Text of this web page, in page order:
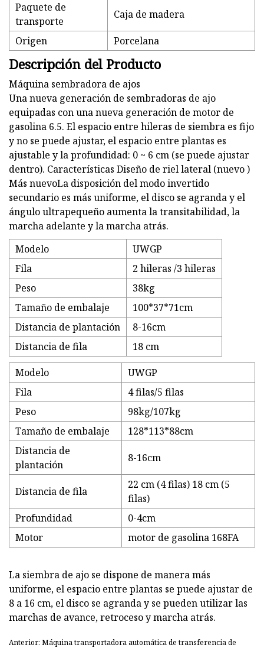
Paquete de
transporte
Caja de madera
Origen Porcelana
Descripción del Producto
Máquina sembradora de ajos
Una nueva generación de sembradoras de ajo
equipadas con una nueva generación de motor de
gasolina 6.5. El espacio entre hileras de siembra es fijo
y no se puede ajustar, el espacio entre plantas es
ajustable y la profundidad: 0 ~ 6 cm (se puede ajustar
dentro). Características Diseño de riel lateral (nuevo )
Más nuevoLa disposición del modo invertido
secundario es más uniforme, el disco se agranda y el
ángulo ultrapequeño aumenta la transitabilidad, la
marcha adelante y la marcha atrás.
Modelo
UWGP
Fila
2 hileras /3 hileras
Peso
38kg
Tamaño de embalaje
100*37*71cm
Distancia de plantación
8-16cm
Distancia de fila
18 cm
Modelo
UWGP
Fila
4 filas/5 filas
Peso
98kg/107kg
Tamaño de embalaje
128*113*88cm
Distancia de
plantación
8-16cm
Distancia de fila
22 cm (4 filas) 18 cm (5
filas)
Profundidad
0-4cm
Motor
motor de gasolina 168FA
La siembra de ajo se dispone de manera más
uniforme, el espacio entre plantas se puede ajustar de
8 a 16 cm, el disco se agranda y se pueden utilizar las
marchas de avance, retroceso y marcha atrás.
Anterior: Máquina transportadora automática de transferencia de